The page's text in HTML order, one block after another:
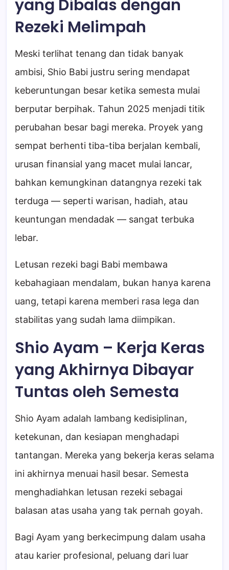
yang Dibalas dengan
Rezeki Melimpah
Meski terlihat tenang dan tidak banyak
ambisi, Shio Babi justru sering mendapat
keberuntungan besar ketika semesta mulai
berputar berpihak. Tahun 2025 menjadi titik
perubahan besar bagi mereka. Proyek yang
sempat berhenti tiba-tiba berjalan kembali,
urusan finansial yang macet mulai lancar,
bahkan kemungkinan datangnya rezeki tak
terduga — seperti warisan, hadiah, atau
keuntungan mendadak — sangat terbuka
lebar.
Letusan rezeki bagi Babi membawa
kebahagiaan mendalam, bukan hanya karena
uang, tetapi karena memberi rasa lega dan
stabilitas yang sudah lama diimpikan.
Shio Ayam – Kerja Keras
yang Akhirnya Dibayar
Tuntas oleh Semesta
Shio Ayam adalah lambang kedisiplinan,
ketekunan, dan kesiapan menghadapi
tantangan. Mereka yang bekerja keras selama
ini akhirnya menuai hasil besar. Semesta
menghadiahkan letusan rezeki sebagai
balasan atas usaha yang tak pernah goyah.
Bagi Ayam yang berkecimpung dalam usaha
atau karier profesional, peluang dari luar